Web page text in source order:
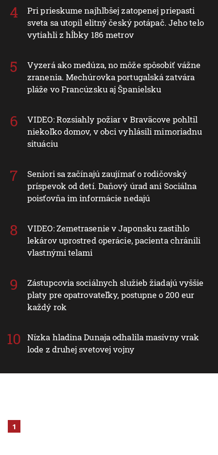
Pri prieskume najhlbšej zatopenej priepasti
sveta sa utopil elitný český potápač. Jeho telo
vytiahli z hĺbky 186 metrov
Vyzerá ako medúza, no môže spôsobiť vážne
zranenia. Mechúrovka portugalská zatvára
pláže vo Francúzsku aj Španielsku
VIDEO: Rozsiahly požiar v Braväcove pohltil
niekoľko domov, v obci vyhlásili mimoriadnu
situáciu
Seniori sa začínajú zaujímať o rodičovský
príspevok od detí. Daňový úrad ani Sociálna
poisťovňa im informácie nedajú
VIDEO: Zemetrasenie v Japonsku zastihlo
lekárov uprostred operácie, pacienta chránili
vlastnými telami
Zástupcovia sociálnych služieb žiadajú vyššie
platy pre opatrovateľky, postupne o 200 eur
každý rok
Nízka hladina Dunaja odhalila masívny vrak
lode z druhej svetovej vojny
1